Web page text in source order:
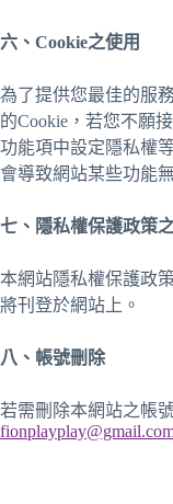
六、 Cookie之使用
為了提供您最佳的服
的Cookie，若您不願
功能項中設定隱私權
會導致網站某些功能
七、隱私權保護政策
本網站隱私權保護政
將刊登於網站上。
八、帳號刪除
若需刪除本網站之帳